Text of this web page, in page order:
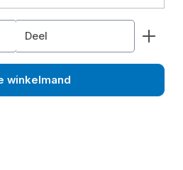
Voer de gewenste
Deel
winkelmand